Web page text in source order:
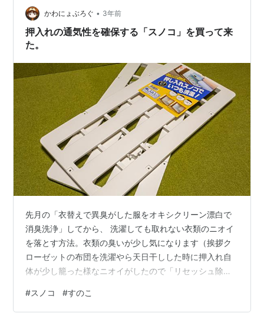
桟）」がよく効きますこの、桟側を裏にして 蓋をはめま
す以上で、ほぼ完成 あとは、仕上げ削りと面取り です
まもなく、出来上がります。。。。大変お…
かわにょぶろぐ • 3年前
押入れの通気性を確保する「スノコ」を買って来
た。
先月の「衣替えで異臭がした服をオキシクリーン漂白で
消臭洗浄」してから、 洗濯しても取れない衣類のニオイ
を落とす方法。衣類の臭いが少し気になります（挨拶ク
ローゼットの布団を洗濯やら天日干しした時に押入れ自
体が少し籠った様なニオイがしたので「リセッシュ除菌
トには扇風機をあてて数時間放置。 リセッシュ除菌EX プ
ラス デオドラントパワー 消臭スプレー 香り残らないタ
#スノコ #すのこ